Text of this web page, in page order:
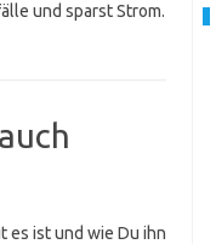
und sparst Strom.
es ist und wie Du ihn